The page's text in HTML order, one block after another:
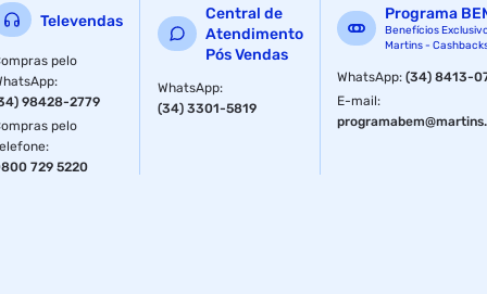
USB
Mini USB × 8
Botão
Seletor de disco
Televendas
pelo
:
98428-2779
pelo
:
729 5220
Central de
Atendimento
Pós Vendas
WhatsApp:
(34) 3301-5819
Programa
Benefícios
Martins -
WhatsApp:(34) 8413-
E-mail: